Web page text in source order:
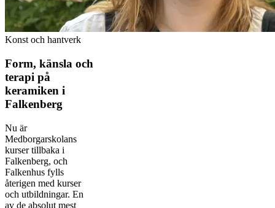
Konst och hantverk
Form, känsla och
terapi på
keramiken i
Falkenberg
Nu är
Medborgarskolans
kurser tillbaka i
Falkenberg, och
Falkenhus fylls
återigen med kurser
och utbildningar. En
av de absolut mest